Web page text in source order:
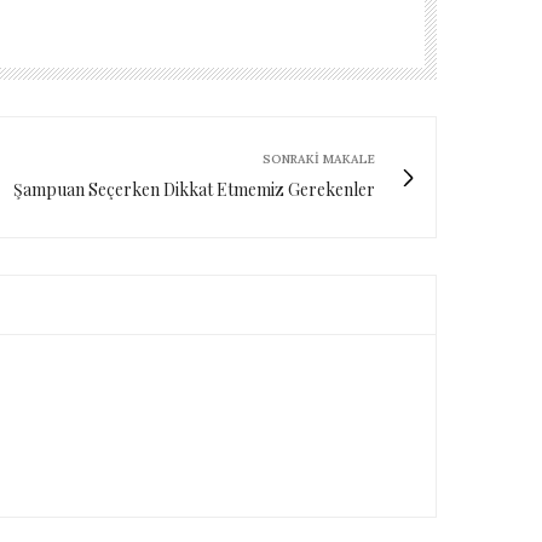
SONRAKI MAKALE
Şampuan Seçerken Dikkat Etmemiz Gerekenler